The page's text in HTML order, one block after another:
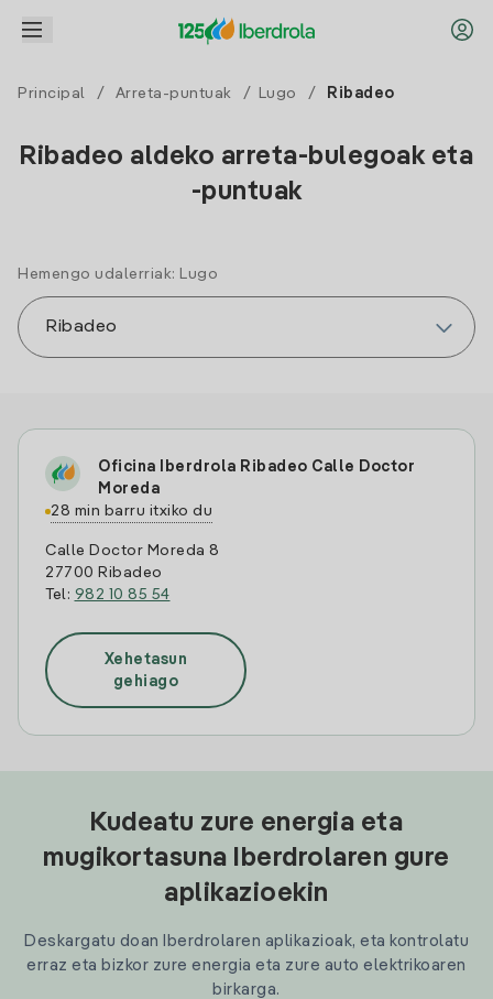
Principal / Arreta-puntuak / Lugo / Ribadeo
Ribadeo aldeko arreta-bulegoak eta
-puntuak
Hemengo udalerriak: Lugo
Oficina Iberdrola Ribadeo Calle Doctor
Moreda
28 min barru itxiko du
Calle Doctor Moreda 8
27700 Ribadeo
Tel: 982 10 85 54
Xehetasun
gehiago
Kudeatu zure energia eta
mugikortasuna Iberdrolaren gure
aplikazioekin
Deskargatu doan Iberdrolaren aplikazioak, eta kontrolatu
erraz eta bizkor zure energia eta zure auto elektrikoaren
birkarga.